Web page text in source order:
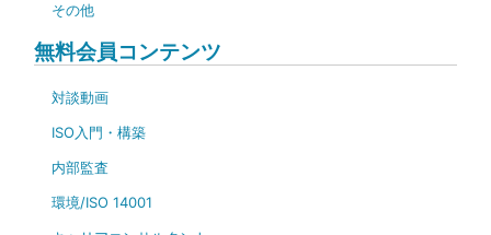
その他
無料会員コンテンツ
対談動画
ISO入門・構築
内部監査
環境/ISO 14001